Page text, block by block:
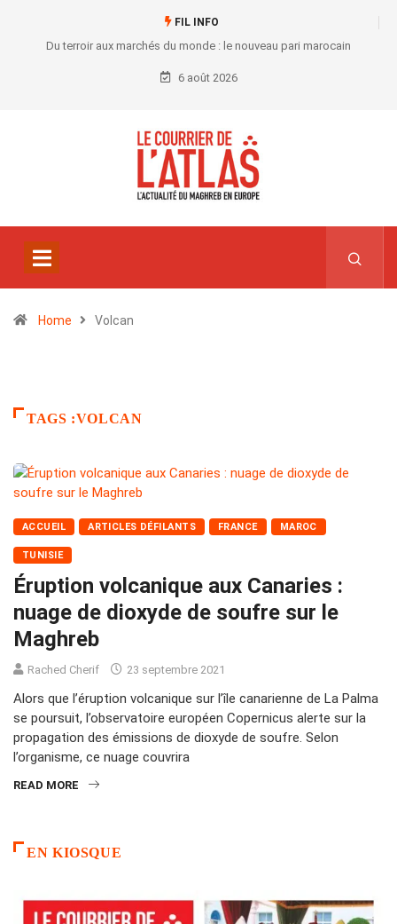
FIL INFO
Du terroir aux marchés du monde : le nouveau pari marocain
6 août 2026
Home Volcan
TAGS :VOLCAN
ACCUEIL ARTICLES DÉFILANTS FRANCE MAROC
TUNISIE
Éruption volcanique aux Canaries :
nuage de dioxyde de soufre sur le
Maghreb
Rached Cherif 23 septembre 2021
Alors que l’éruption volcanique sur l’île canarienne de La Palma
se poursuit, l’observatoire européen Copernicus alerte sur la
propagation des émissions de dioxyde de soufre. Selon
l’organisme, ce nuage couvrira
READ MORE
EN KIOSQUE